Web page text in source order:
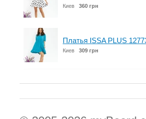
Киев 360 грн
Платья ISSA PLUS
Киев 309 грн